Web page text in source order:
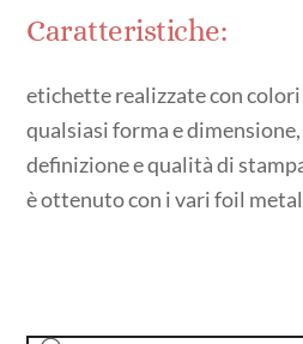
Caratteristiche:
etichette realizzate con
qualsiasi forma e
definizione e qualità di
è ottenuto con i vari foil